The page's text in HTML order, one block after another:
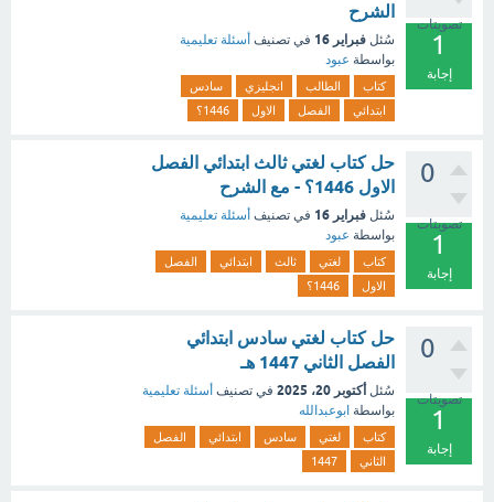
تصويتات
1
إجابة
الشرح
سُئل فبراير 16 في تصنيف أسئلة تعليمية
بواسطة عبود
كتاب الطالب انجليزي
سادس
ابتدائي
الفصل الاول 1446؟
0
تصويتات
1
إجابة
حل كتاب لغتي ثالث ابتدائي الفصل
الاول 1446؟ - مع الشرح
سُئل فبراير 16 في تصنيف أسئلة تعليمية
بواسطة عبود
كتاب لغتي ثالث ابتدائي
الفصل
الاول
1446؟
0
تصويتات
1
إجابة
حل كتاب لغتي سادس ابتدائي
الفصل الثاني 1447 هـ
سُئل أكتوبر 20، 2025 في تصنيف أسئلة تعليمية
بواسطة ابوعبدالله
كتاب لغتي سادس ابتدائي
الفصل
الثاني
1447